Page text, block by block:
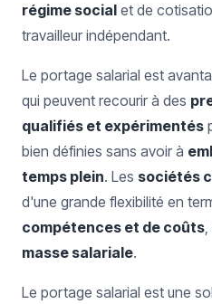
régime social et de
travailleur indépendant.
Le portage salarial est
qui peuvent recourir à des
qualifiés et expérimentés
bien définies sans avoir à
temps plein. Les sociétés
d'une grande flexibilité en
compétences et de coûts
masse salariale.
Le portage salarial est une